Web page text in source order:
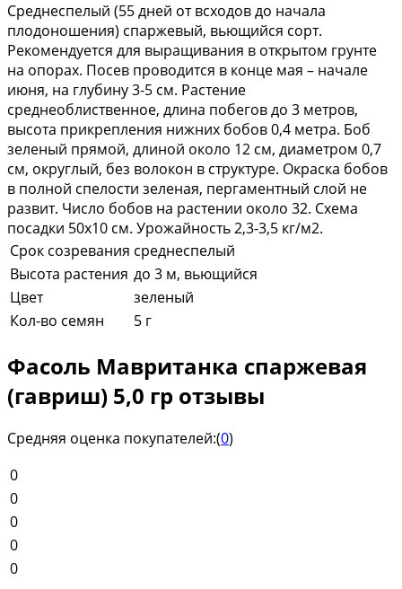
Среднеспелый (55 дней от всходов до начала
плодоношения) спаржевый, вьющийся сорт.
Рекомендуется для выращивания в открытом грунте
на опорах. Посев проводится в конце мая – начале
июня, на глубину 3-5 см. Растение
среднеоблиственное, длина побегов до 3 метров,
высота прикрепления нижних бобов 0,4 метра. Боб
зеленый прямой, длиной около 12 см, диаметром 0,7
см, округлый, без волокон в структуре. Окраска бобов
в полной спелости зеленая, пергаментный слой не
развит. Число бобов на растении около 32. Схема
посадки 50x10 см. Урожайность 2,3-3,5 кг/м2.
Срок созревания среднеспелый
Высота растения до 3 м, вьющийся
Цвет
зеленый
Кол-во семян
5 г
Фасоль Мавританка спаржевая
(гавриш) 5,0 гр отзывы
Средняя оценка покупателей:(0)
0
0
0
0
0